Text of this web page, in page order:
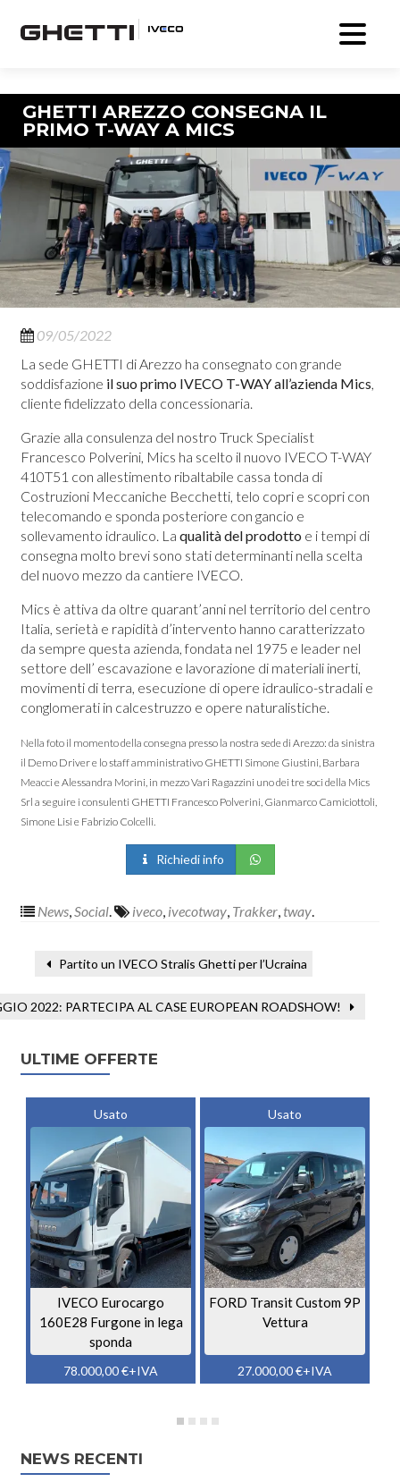
GHETTI AREZZO CONSEGNA IL
PRIMO T-WAY A MICS
09/05/2022
La sede GHETTI di Arezzo ha consegnato con grande
soddisfazione il suo primo IVECO T-WAY all’azienda Mics,
cliente fidelizzato della concessionaria.
Grazie alla consulenza del nostro Truck Specialist
Francesco Polverini, Mics ha scelto il nuovo IVECO T-WAY
410T51 con allestimento ribaltabile cassa tonda di
Costruzioni Meccaniche Becchetti, telo copri e scopri con
telecomando e sponda posteriore con gancio e
sollevamento idraulico. La qualità del prodotto e i tempi di
consegna molto brevi sono stati determinanti nella scelta
del nuovo mezzo da cantiere IVECO.
Mics è attiva da oltre quarant’anni nel territorio del centro
Italia, serietà e rapidità d’intervento hanno caratterizzato
da sempre questa azienda, fondata nel 1975 e leader nel
settore dell’ escavazione e lavorazione di materiali inerti,
movimenti di terra, esecuzione di opere idraulico-stradali e
conglomerati in calcestruzzo e opere naturalistiche.
Nella foto il momento della consegna presso la nostra sede di Arezzo: da sinistra
il Demo Driver e lo staff amministrativo GHETTI Simone Giustini, Barbara
Meacci e Alessandra Morini, in mezzo Vari Ragazzini uno dei tre soci della Mics
Srl a seguire i consulenti GHETTI Francesco Polverini, Gianmarco Camiciottoli,
Simone Lisi e Fabrizio Colcelli.
Richiedi info
News,Social. iveco, ivecotway, Trakker, tway.
Navigazione articolo
Partito un IVECO Stralis Ghetti per l’Ucraina
2022: PARTECIPA AL CASE EUROPEAN ROADSHOW!
ULTIME OFFERTE
Usato
IVECO Eurocargo
160E28 Furgone in lega
sponda
78.000,00€+IVA
Usato
FORD Transit Custom 9P
Vettura
27.000,00€+IVA
NEWS RECENTI